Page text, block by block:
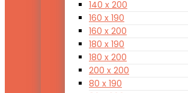
140 x 200
160 x 190
160 x 200
180 x 190
180 x 200
200 x 200
80 x 190